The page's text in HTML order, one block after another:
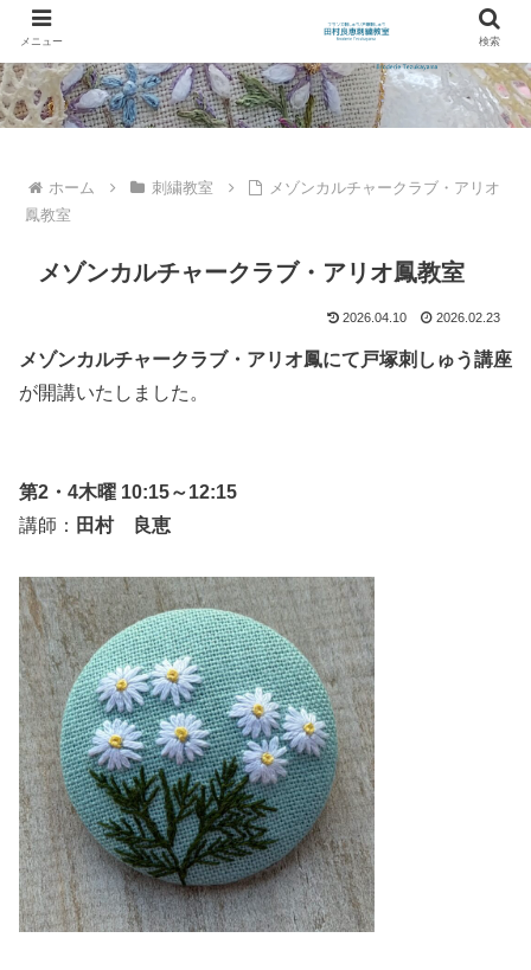
ホーム 刺繍教室
メゾンカルチャークラブ・アリオ
鳳教室
メゾンカルチャークラブ・アリオ鳳教室
2026.04.10 2026.02.23
メゾンカルチャークラブ・アリオ鳳にて戸塚刺しゅう講座
が開講いたしました。
第2・4木曜 10:15～12:15
講師： 田村 良恵
メニュー 検索